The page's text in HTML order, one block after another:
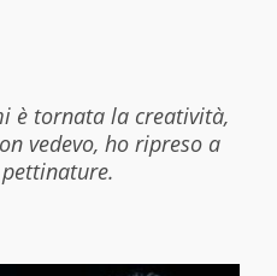
è tornata la creatività,
vedevo, ho ripreso a